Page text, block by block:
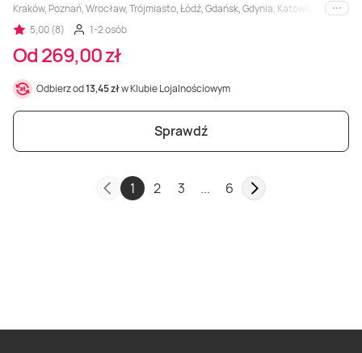
Kraków, Poznań, Wrocław, Trójmiasto, Łódź, Gdańsk, Gdynia, Katowice, Sopot,
i inne
5,00 (8)
1-2 osób
Od 269,00 zł
Odbierz od13,45 złw Klubie Lojalnościowym
Sprawdź
1 2 3 ... 6